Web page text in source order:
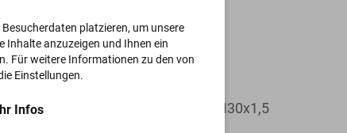
Kronenmuttern
DIN 937 - 17H - Gelb-Verzinkt - M30x1,5
platzieren, um unsere
Inhalte anzuzeigen und Ihnen ein
Für weitere Informationen zu den von
Einstellungen.
Infos